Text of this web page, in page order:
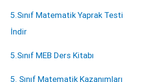
5.Sınıf Matematik Yaprak Testi
İndir
5.Sınıf MEB Ders Kitabı
5. Sınıf Matematik Kazanımları